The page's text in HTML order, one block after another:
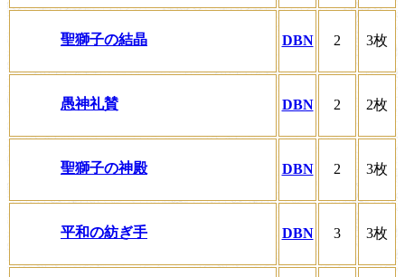
聖獅子の結晶 DBN 2 3枚
愚神礼賛 DBN 2 2枚
聖獅子の神殿 DBN 2 3枚
平和の紡ぎ手 DBN 3 3枚